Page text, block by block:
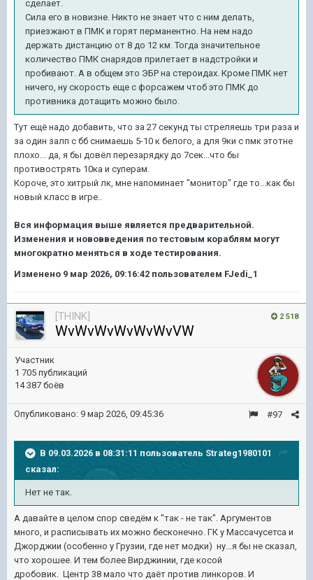
сделает.
Сила его в новизне. Никто не знает что с ним делать,
приезжают в ПМК и горят перманентно. На нем надо
держать дистанцию от 8 до 12 км. Тогда значительное
количество ПМК снарядов прилетает в надстройки и
пробивают. А в общем это ЭБР на стероидах. Кроме ПМК нет
ничего, ну скорость еще с форсажем чтоб это ПМК до
противника дотащить можно было.
Тут ещё надо добавить, что за 27 секунд ты стреляешь три раза и
за один залп с бб снимаешь 5-10 к белого, а для 9ки с пмк этотне
плохо... да, я бы довёл перезарядку до 7сек...что бы
противострять 10ка и суперам.
Короче, это хитрый лк, мне напоминает "монитор" где то...как бы
новый класс в игре..
Вся информация выше является предварительно й .
Изменения и нововведения по тестовым кораблям могут
многократно меняться в ходе тестирования .
Изменено 9 мар 2026, 09:16:42 пользователем FJedi_1
2 518
[THINK]
WvWvWvWvWvWvVW
Участник
1 705 публикаций
14 387 боёв
#97
Опубликовано: 9 мар 2026, 09:45:36
В 09.03.2026 в 08:31:11 пользователь Strateg1980101
сказал:
Нет не так.
А давайте в целом спор сведём к "так - не так". Аргументов
много, и расписывать их можно бесконечно. ГК у Массачусетса и
Джорджии (особенно у Грузии, где нет модки) ну...я бы не сказал,
что хорошее. И тем более Вирджинии, где косой
дробовик. Центр 38 мало что даёт против линкоров. И